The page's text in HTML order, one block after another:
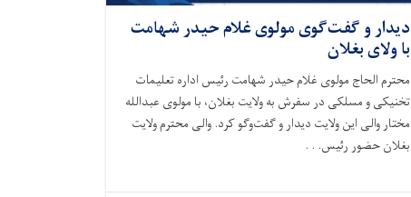
دیدار و گفت‌گوی مولوی غلام حیدر شهامت
با ولای بغلان
محترم الحاج مولوی غلام حیدر شهامت رئیس اداره تعلیمات
تخنیکی و مسلکی در سفرش به ولایت بغلان، با مولوی عبدالله
مختار والی این ولایت دیدار و گفت‌وگو کرد. والی محترم ولایت
بغلان حضور رئیس. . .